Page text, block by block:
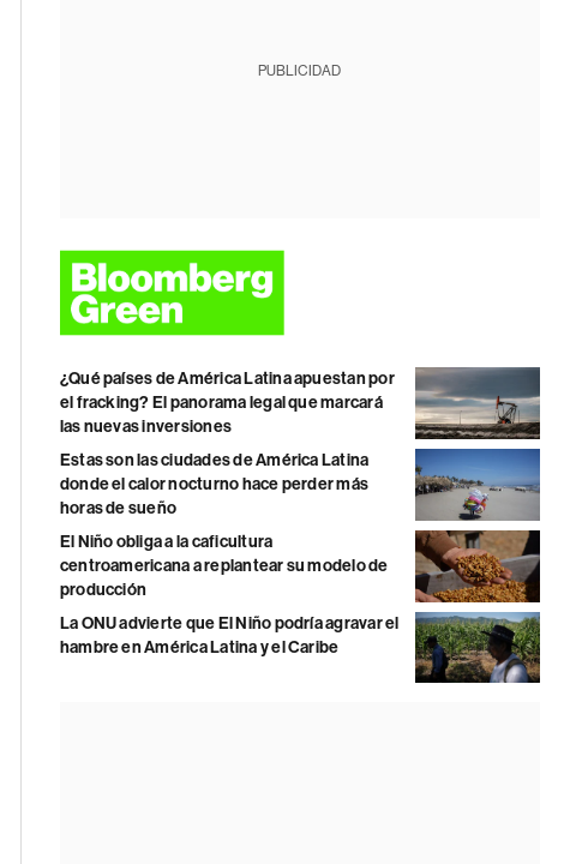
PUBLICIDAD
¿Qué países de América Latina apuestan por
el fracking? El panorama legal que marcará
las nuevas inversiones
Estas son las ciudades de América Latina
donde el calor nocturno hace perder más
horas de sueño
El Niño obliga a la caficultura
centroamericana a replantear su modelo de
producción
La ONU advierte que El Niño podría agravar el
hambre en América Latina y el Caribe